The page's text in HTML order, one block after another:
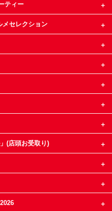
ティー
メセレクション
(店頭お受取り)